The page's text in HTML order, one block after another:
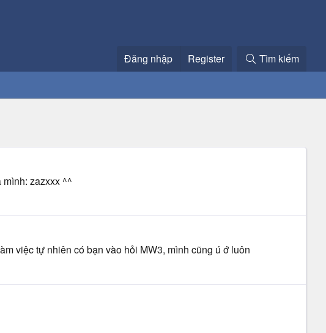
Đăng nhập Register Tìm kiếm
zazxxx ^^
việc tự nhiên có bạn vào hỏi MW3, mình cũng ú ớ luôn